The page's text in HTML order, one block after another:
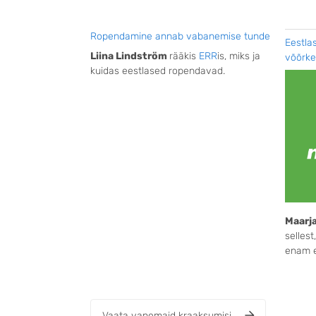
Ropendamine annab vabanemise tunde
Liina Lindström rääkis ERRis, miks ja
kuidas eestlased ropendavad.
enam